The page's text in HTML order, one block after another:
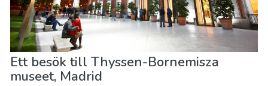
Ett besök till Thyssen-Bornemisza
museet, Madrid